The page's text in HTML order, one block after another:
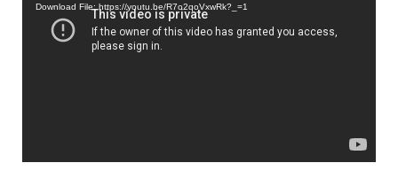
Download File: https://youtu.be/R7o2qoVxwRk?_=1